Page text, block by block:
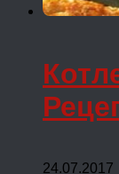
24.07.2017